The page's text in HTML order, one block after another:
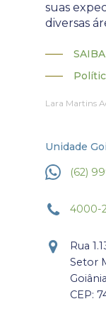
suas
diversas
Lara Martins
Unidade
(62)
4000-
Rua
Setor
CEP: